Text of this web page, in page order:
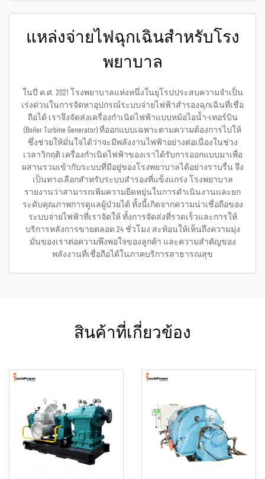
แหล่งจ่ายไฟฉุกเฉินสำหรับโรง
พยาบาล
ในปี ค.ศ. 2021 โรงพยาบาลแห่งหนึ่งในยุโรปประสบความจำเป็น
เร่งด่วนในการจัดหาอุปกรณ์ระบบจ่ายไฟฟ้าสำรองฉุกเฉินที่เชื่อ
ถือได้ เราจึงจัดส่งเครื่องกำเนิดไฟฟ้าแบบหม้อไอน้ำ-เทอร์บิน
(Boiler Turbine Generator) ที่ออกแบบเฉพาะตามความต้องการไปให้
ซึ่งช่วยให้มั่นใจได้ว่าจะมีพลังงานไฟฟ้าอย่างต่อเนื่องในช่วง
เวลาวิกฤติ เครื่องกำเนิดไฟฟ้าของเราได้รับการออกแบบมาเพื่อ
ผสานรวมเข้ากับระบบที่มีอยู่ของโรงพยาบาลได้อย่างราบรื่น จึง
เป็นทางเลือกสำหรับระบบสำรองที่แข็งแกร่ง โรงพยาบาล
รายงานว่าสามารถเพิ่มความยืดหยุ่นในการดำเนินงานและยก
ระดับคุณภาพการดูแลผู้ป่วยได้ ทั้งนี้เกิดจากความน่าเชื่อถือของ
ระบบจ่ายไฟฟ้าที่เราจัดให้ ทั้งการจัดส่งที่รวดเร็วและการให้
บริการหลังการขายตลอด 24 ชั่วโมง สะท้อนให้เห็นถึงความมุ่ง
มั่นของเราต่อความพึงพอใจของลูกค้า และความสำคัญของ
พลังงานที่เชื่อถือได้ในภาคบริการสาธารณสุข
สินค้าที่เกี่ยวข้อง